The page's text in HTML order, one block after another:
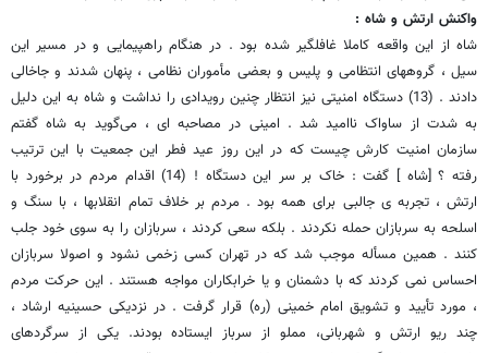
واکنش ارتش و شاه :
شاه از این واقعه کاملا غافلگیر شده بود . در هنگام راهپیمایی و در مسیر این
سیل ، گروههای انتظامی و پلیس و بعضی مأموران نظامی ، پنهان شدند و جاخالی
دادند . (13) دستگاه امنیتی نیز انتظار چنین رویدادی را نداشت و شاه به این دلیل
به شدت از ساواک ناامید شد . امینی در مصاحبه ای ، می‌گوید به شاه گفتم
سازمان امنیت کارش چیست که در این روز عید فطر این جمعیت با این ترتیب
رفته ؟ [شاه ] گفت : خاک بر سر این دستگاه ! (14) اقدام مردم در برخورد با
ارتش ، تجربه ی جالبی برای همه بود . مردم بر خلاف تمام انقلابها ، با سنگ و
اسلحه به سربازان حمله نکردند . بلکه سعی کردند ، سربازان را به سوی خود جلب
کنند . همین مسأله موجب شد که در تهران کسی زخمی نشود و اصولا سربازان
احساس نمی کردند که با دشمنان و یا خرابکاران مواجه هستند . این حرکت مردم
، مورد تأیید و تشویق امام خمینی (ره) قرار گرفت . در نزدیکی حسینیه ارشاد ،
چند ریو ارتش و شهربانی، مملو از سرباز ایستاده بودند. یکی از سرگردهای